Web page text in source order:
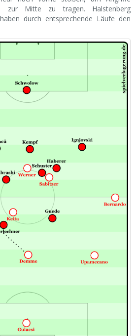
zur Mitte zu tragen. Halstenberg
durch entsprechende Läufe den